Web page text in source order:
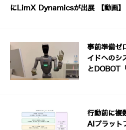
にLimX Dynamicsが出展 【動画】
事前準備ゼ
イドへの
とDOBOT
行動前に複
AIプラット